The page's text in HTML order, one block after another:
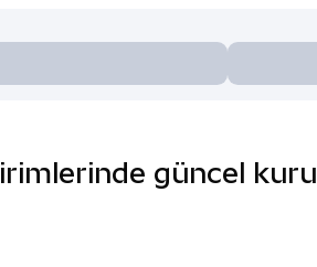
güncel kuru